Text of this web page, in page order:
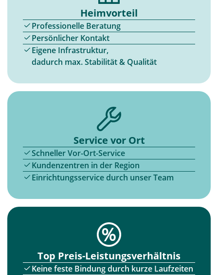
Heimvorteil
Professionelle Beratung
Persönlicher Kontakt
Eigene Infrastruktur,
dadurch max. Stabilität & Qualität
Service vor Ort
Schneller Vor-Ort-Service
Kundenzentren in der Region
Einrichtungsservice durch unser Team
Top Preis-Leistungsverhältnis
Keine feste Bindung durch kurze Laufzeiten